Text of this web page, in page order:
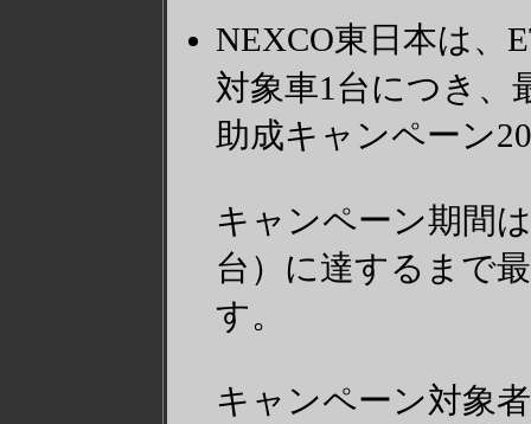
NEXCO東日本は、
対象車1台につき、
助成キャンペーン
キャンペーン期間
台）に達するまで
す。
キャンペーン対象